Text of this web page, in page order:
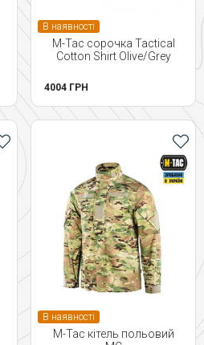
В наявності
M-Tac сорочка Tactical
Cotton Shirt Olive/Grey
4004 ГРН
В наявності
M-Tac кітель польовий